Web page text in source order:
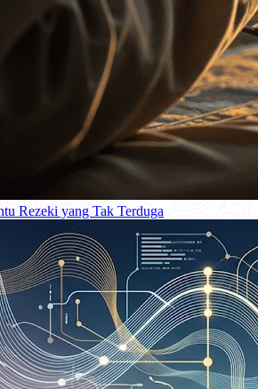
Rezeki yang Tak Terduga